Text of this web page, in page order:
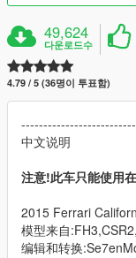
49,624
다운로드수
4.79 / 5 (36명이 투표함)
中文说明
注意!此车只能使用
2015 Ferrari
模型来自
编辑和转换